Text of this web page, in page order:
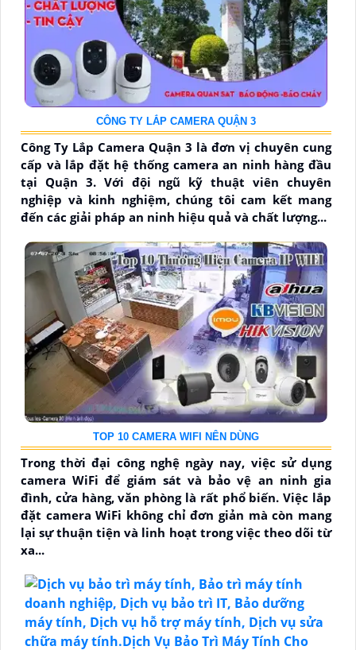
CÔNG TY LẮP CAMERA QUẬN 3
Công Ty Lắp Camera Quận 3 là đơn vị chuyên cung
cấp và lắp đặt hệ thống camera an ninh hàng đầu
tại Quận 3. Với đội ngũ kỹ thuật viên chuyên
nghiệp và kinh nghiệm, chúng tôi cam kết mang
đến các giải pháp an ninh hiệu quả và chất lượng...
TOP 10 CAMERA WIFI NÊN DÙNG
Trong thời đại công nghệ ngày nay, việc sử dụng
camera WiFi để giám sát và bảo vệ an ninh gia
đình, cửa hàng, văn phòng là rất phổ biến. Việc lắp
đặt camera WiFi không chỉ đơn giản mà còn mang
lại sự thuận tiện và linh hoạt trong việc theo dõi từ
xa...